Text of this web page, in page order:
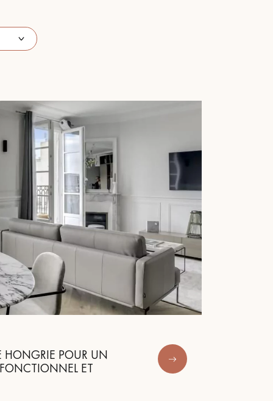
votre parquet.
Obtenez un devis gratuit !
HONGRIE POUR UN
ET